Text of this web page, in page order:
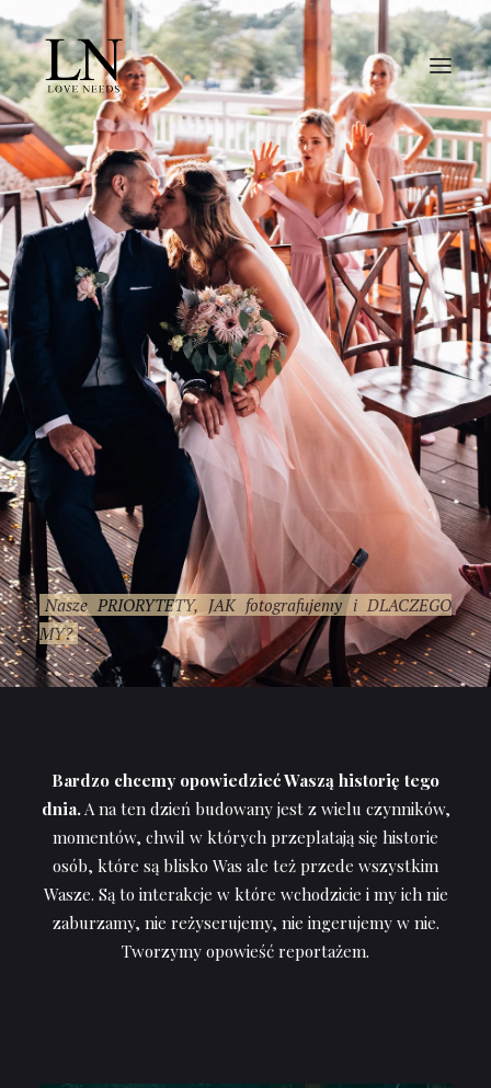
O NAS
OFERTA
PORTFOLIO
REPORTAŻ ŚLUBNY
DLA PAR
KONTAKT
Nasze PRIORYTETY, JAK fotografujemy i DLACZEGO
MY?
Bardzo chcemy opowiedzieć Waszą historię tego
dnia.A na ten dzień budowany jest z wielu czynników,
momentów, chwil w których przeplatają się historie
osób, które są blisko Was ale też przede wszystkim
Wasze. Są to interakcje w które wchodzicie i my ich nie
zaburzamy, nie reżyserujemy, nie ingerujemy w nie.
Tworzymy opowieść reportażem.